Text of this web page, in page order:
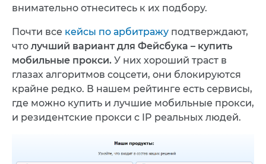
внимательно отнеситесь к их подбору.
Почти все кейсы по арбитражу подтверждают,
что лучший вариант для Фейсбука – купить
мобильные прокси. У них хороший траст в
глазах алгоритмов соцсети, они блокируются
крайне редко. В нашем рейтинге есть сервисы,
где можно купить и лучшие мобильные прокси,
и резидентские прокси с IP реальных людей.